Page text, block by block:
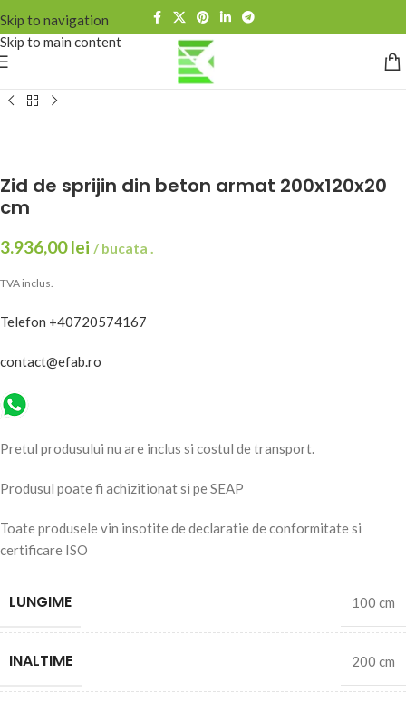
Skip to navigation
Skip to main content
Zid de sprijin din beton armat 200x120x20
cm
3.936,00lei / bucata .
TVA inclus.
Telefon +40720574167
contact@efab.ro
Pretul produsului nu are inclus si costul de transport.
Produsul poate fi achizitionat si pe SEAP
Toate produsele vin insotite de declaratie de conformitate si
certificare ISO
LUNGIME 100 cm
INALTIME 200 cm